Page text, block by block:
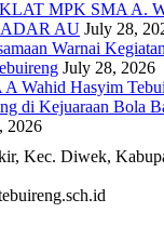
MPK SMA A.
AU July 28,
Warnai
July 28, 2026
Wahid Hasyim
di Kejuaraan Bola
2026
Kec. Diwek,